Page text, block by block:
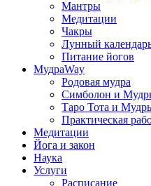
Мантры
Медитации
Чакры
Лунный
Питание йогов
МудраWay
Родовая мудра
Симболон и
Таро Тота и
Практическая
Медитации
Йога и закон
Наука
Услуги
Расписание